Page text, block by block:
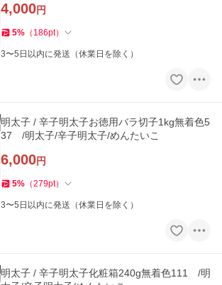
4,000円
5% （ 186pt）
3〜5日以内に発送（休業日を除く）
明太子 / 辛子明太子お徳用バラ切子1kg無着色5
37 /明太子/辛子明太子/めんたいこ
6,000円
5% （279pt）
3〜5日以内に発送（休業日を除く）
明太子 / 辛子明太子化粧箱240g無着色111 /明